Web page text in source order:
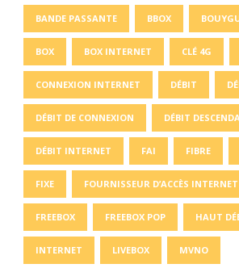
BANDE PASSANTE BBOX
BOX BOX INTERNET CLÉ 4G
CONNEXION INTERNET DÉBIT
DÉBIT DE CONNEXION DÉBIT
DÉBIT INTERNET FAI FIBRE
FIXE FOURNISSEUR D’ACCÈS INTERNET
FREEBOX FREEBOX POP HAUT
INTERNET LIVEBOX MVNO